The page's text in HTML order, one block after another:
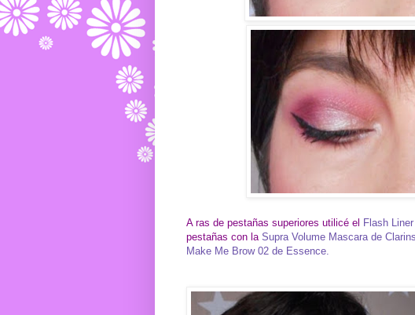
A ras de pestañas superiores utilicé el Flash
pestañas con la Supra Volume Mascara de Clarins
Make Me Brow 02 de Essence.